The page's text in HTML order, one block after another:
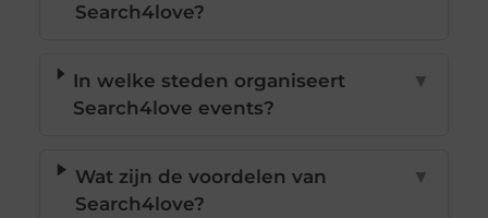
Search4love?
In welke steden organiseert
Search4love events?
▼
Wat zijn de voordelen van
Search4love?
▼